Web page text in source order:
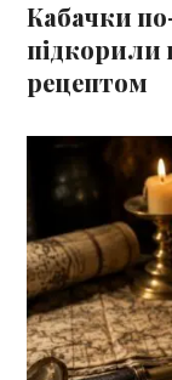
Кабачки
підкорили
рецептом